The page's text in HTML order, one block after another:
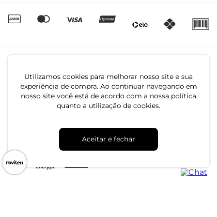
Utilizamos cookies para melhorar nosso site e sua
experiência de compra. Ao continuar navegando em
nosso site você está de acordo com a nossa política
quanto a utilização de cookies.
Aceitar e fechar
CNPJ: 79.233.672/0001-05
Av. Maria Marangoni, 391 - 89129-080 - Luiz Alves - SC